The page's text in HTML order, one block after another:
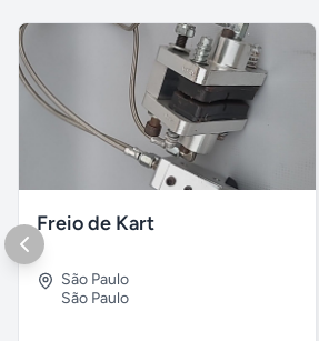
Freio de Kart
São Paulo
São Paulo